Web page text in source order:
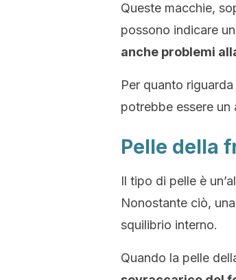
Queste macchie,
possono indicare
anche problemi
Per quanto
potrebbe essere
Pelle della
Il tipo di pelle è
Nonostante ciò,
squilibrio interno.
Quando la pelle